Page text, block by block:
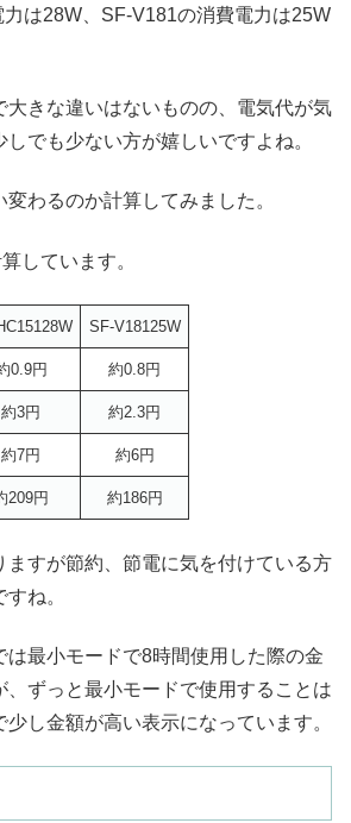
は28W、SF-V181の消費電力は25W
大きな違いはないものの、電気代が気
でも少ない方が嬉しいですよね。
わるのか計算してみました。
しています。
SF-V18125W
0.9円 約0.8円
約3円 約2.3円
約7円 約6円
209円 約186円
ますが節約、節電に気を付けている方
ね。
は最小モードで8時間使用した際の金
、ずっと最小モードで使用することは
し金額が高い表示になっています。